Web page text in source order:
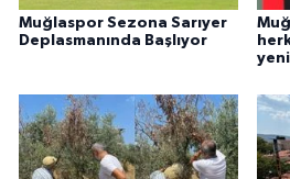
Muğlaspor Sezona Sarıyer
Deplasmanında Başlıyor